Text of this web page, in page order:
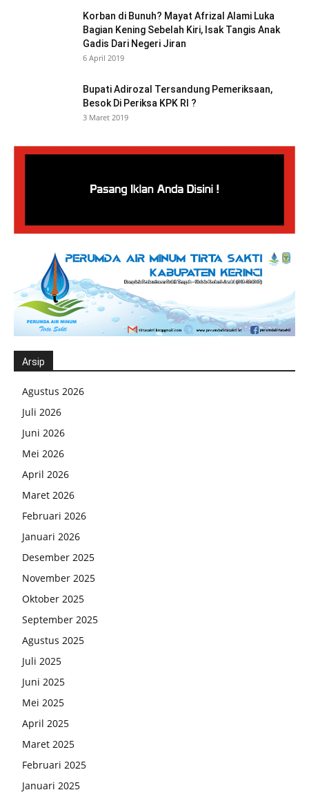
Korban di Bunuh? Mayat Afrizal Alami Luka
Bagian Kening Sebelah Kiri, Isak Tangis Anak
Gadis Dari Negeri Jiran
6 April 2019
Bupati Adirozal Tersandung Pemeriksaan,
Besok Di Periksa KPK RI ?
3 Maret 2019
Arsip
Agustus 2026
Juli 2026
Juni 2026
Mei 2026
April 2026
Maret 2026
Februari 2026
Januari 2026
Desember 2025
November 2025
Oktober 2025
September 2025
Agustus 2025
Juli 2025
Juni 2025
Mei 2025
April 2025
Maret 2025
Februari 2025
Januari 2025